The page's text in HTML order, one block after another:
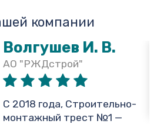
компании
Волгушев И. В.
АО "РЖДстрой"
С 2018 года, Строительно-
монтажный трест №1 —